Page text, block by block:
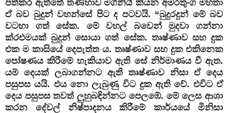
පත්කර ඇත්තේ තණ්හාව මගිනියි කියන අමරතුංග මහතා
ඒ බව බුදුන් වහන්සේ පිට ද පටවයි. “බුදුරදුන් මේ බව
වටහා ගත් සේක. මේ වහල් බවෙන් මුදවා ගන්නා
ක්රඑමයක්‌ බුදුන් සොයා ගත් සේක. තෘෂ්ණාව සහ දුක
එක ම කාසියේ දෙපැත්ත ය. තෘෂ්ණාව සහ දුක එකිනෙක
පෝෂණය කිරීමේ හැකියාව ඇති සේ නිර්මාණය වී ඇත.
යම් දෙයක්‌ ලබාගන්නට ඇති තෘෂ්ණාව නිසා ඒ දෙය
පසුපස යයි. එය නො ලැබුණු විට දුක ඇති වේ. එවිට ඒ
දෙය පසුපස තවත් ලුහුබඳින්නට පෙලඹේ. මේ ලෙස ආශා
කරන දේවල් නිෂ්පාදනය කිරීමේ කාර්යයේ මිනිසා